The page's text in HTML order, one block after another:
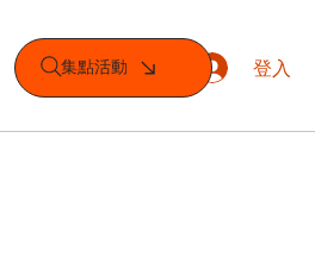
登入
集點活動